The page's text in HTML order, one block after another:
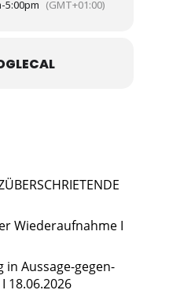
-5:00pm (GMT+01:00)
Wiederaufnahme I
Aussage-gegen-
18.06.2026